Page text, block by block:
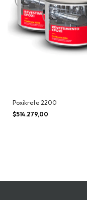
Poxikrete 2200
$514.279,00